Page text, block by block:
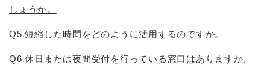
しょうか。
Q5.短縮した時間をどのように活用するのですか。
Q6.休日または夜間受付を行っている窓口はありますか。